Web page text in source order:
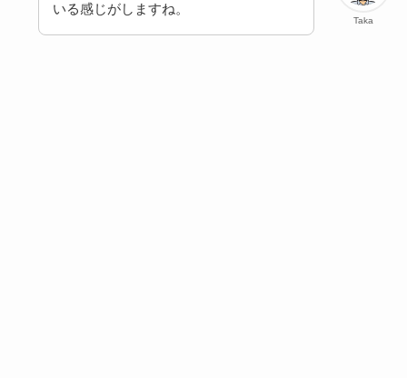
Taka
いる感じがしますね。